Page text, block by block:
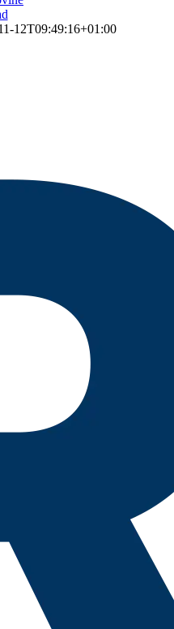
12T09:49:16+01:00